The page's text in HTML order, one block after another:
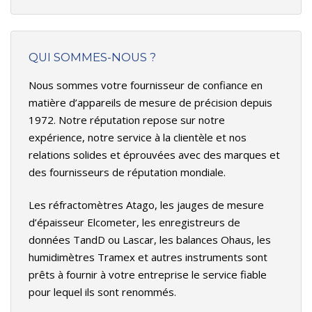
QUI SOMMES-NOUS ?
Nous sommes votre fournisseur de confiance en
matière d’appareils de mesure de précision depuis
1972. Notre réputation repose sur notre
expérience, notre service à la clientèle et nos
relations solides et éprouvées avec des marques et
des fournisseurs de réputation mondiale.
Les réfractomètres Atago, les jauges de mesure
d’épaisseur Elcometer, les enregistreurs de
données TandD ou Lascar, les balances Ohaus, les
humidimètres Tramex et autres instruments sont
prêts à fournir à votre entreprise le service fiable
pour lequel ils sont renommés.